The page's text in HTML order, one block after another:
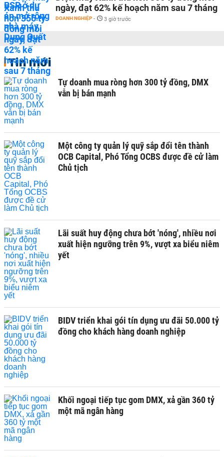
ngày, đạt 62% kế hoạch năm sau 7 tháng
DOANH NGHIỆP - 3 giờ trước
Tin mới
Tự doanh mua ròng hơn 300 tỷ đồng, DMX
vẫn bị bán mạnh
Một công ty quản lý quỹ sắp đổi tên thành
OCB Capital, Phó Tổng OCBS được đề cử làm
Chủ tịch
Lãi suất huy động chưa bớt 'nóng', nhiều nơi
xuất hiện ngưỡng trên 9%, vượt xa biểu niêm
yết
BIDV triển khai gói tín dụng ưu đãi 50.000 tỷ
đồng cho khách hàng doanh nghiệp
Khối ngoại tiếp tục gom DMX, xả gần 360 tỷ
một mã ngân hàng